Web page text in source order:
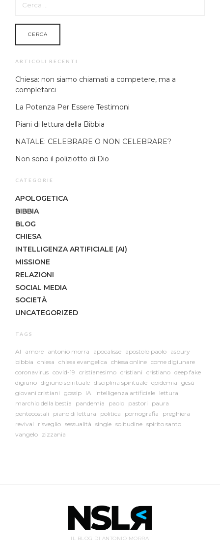
PER:
ARTICOLI RECENTI
Chiesa: non siamo chiamati a competere, ma a
completarci
La Potenza Per Essere Testimoni
Piani di lettura della Bibbia
NATALE: CELEBRARE O NON CELEBRARE?
Non sono il poliziotto di Dio
CATEGORIE
APOLOGETICA
BIBBIA
BLOG
CHIESA
INTELLIGENZA ARTIFICIALE (AI)
MISSIONE
RELAZIONI
SOCIAL MEDIA
SOCIETÀ
UNCATEGORIZED
TAGS
AI amore antonio morra apocalisse apostolo paolo asbury
bibbia
chiesa chiesa evangelica chiesa online come digiunare
coronavirus covid-19 cristianesimo cristiani cristiano deep fake
digiuno digiuno spirituale disciplina spirituale epidemia
gesù
giovani cristiani
gossip IA intelligenza artificiale lettura
marchio della bestia
pandemia paolo pastori
paura
pentecostali
piano di lettura politica pornografia
preghiera
revival
risveglio sessualità single solitudine spirito santo
vangelo zizzania
IL BLOG DI ANTONIO MORRA